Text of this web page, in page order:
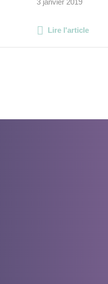
3 janvier 2019
Lire l'article